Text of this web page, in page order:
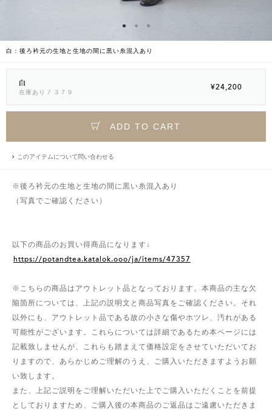
白：後ろ衿元の生地と生地の間に黒い糸混入あり
白
在庫あり / ３７９
¥24,200
ADD TO CART
このアイテムについて問い合わせる
※後ろ衿元の生地と生地の間に黒い糸混入あり
（写真でご確認ください）
以下の商品のお買い得商品になります↓
https://potandtea.katalok.ooo/ja/items/47357
※こちらの商品はアウトレット品となっております。本商品の主な欠
陥箇所については、上記の説明文と商品写真をご確認ください。それ
以外にも、アウトレット品である故の小さな傷やホツレ、汚れがある
可能性がございます。これらについては詳細であるため本ページには
記載致しませんが、これらも踏まえて価格設定をさせていただいてお
りますので、あらかじめご理解のうえ、ご購入いただきますようお願
い致します。
また、上記ご説明をご理解いただいた上でご購入いただくことを前提
としておりますため、ご購入後の本商品のご返品はご遠慮いただきま